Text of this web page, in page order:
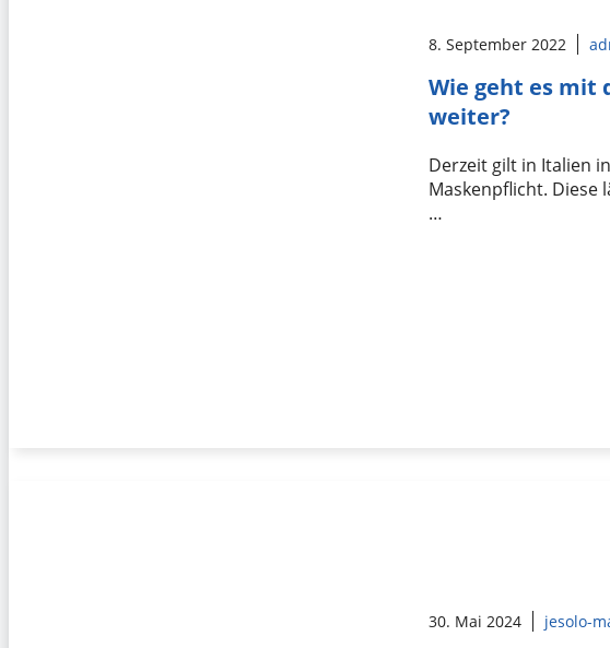
8. September 2022
Wie geht es mit
weiter?
Derzeit gilt in Italien
Maskenpflicht. Diese
…
30. Mai 2024 jesolo-